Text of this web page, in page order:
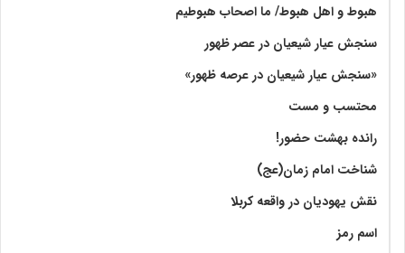
هبوط و اهل هبوط/ ما اصحاب هبوطیم
سنجش عیار شیعیان در عصر ظهور
«سنجش عیار شیعیان در عرصه ظهور»
محتسب و مست
رانده بهشت‌ حضور!
شناخت امام زمان(عج)
نقش یهودیان در واقعه کربلا
اسم رمز